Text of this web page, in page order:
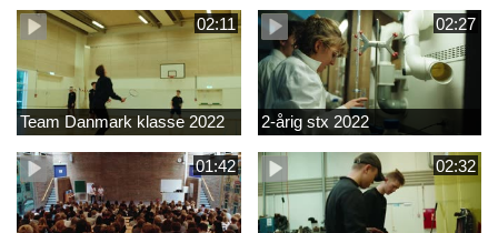
02:11
Team Danmark klasse 2022
02:27
2-årig stx 2022
01:42 02:32